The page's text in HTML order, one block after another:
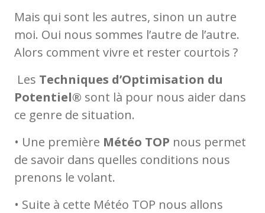
Mais qui sont les autres, sinon un autre
moi. Oui nous sommes l’autre de l’autre.
Alors comment vivre et rester courtois ?
Les Techniques d’Optimisation du
Potentiel® sont là pour nous aider dans
ce genre de situation.
• Une première Météo TOP nous permet
de savoir dans quelles conditions nous
prenons le volant.
• Suite à cette Météo TOP nous allons